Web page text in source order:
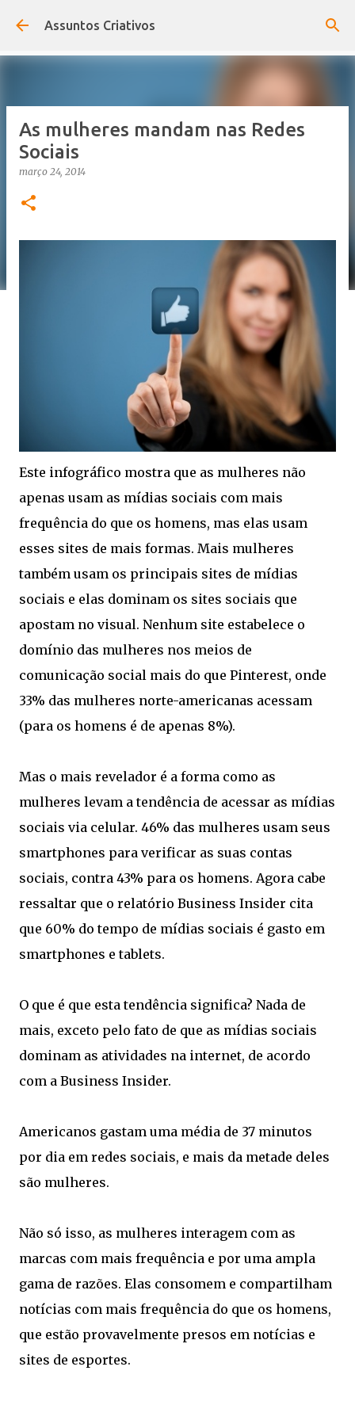
Pular para o conteúdo principal
Assuntos Criativos
As mulheres mandam nas Redes
Sociais
março 24, 2014
Este infográfico mostra que as mulheres não
apenas usam as mídias sociais com mais
frequência do que os homens, mas elas usam
esses sites de mais formas. Mais mulheres
também usam os principais sites de mídias
sociais e elas dominam os sites sociais que
apostam no visual. Nenhum site estabelece o
domínio das mulheres nos meios de
comunicação social mais do que Pinterest, onde
33% das mulheres norte-americanas acessam
(para os homens é de apenas 8%).
Mas o mais revelador é a forma como as
mulheres levam a tendência de acessar as mídias
sociais via celular. 46% das mulheres usam seus
smartphones para verificar as suas contas
sociais, contra 43% para os homens. Agora cabe
ressaltar que o relatório Business Insider cita
que 60% do tempo de mídias sociais é gasto em
smartphones e tablets.
O que é que esta tendência significa? Nada de
mais, exceto pelo fato de que as mídias sociais
dominam as atividades na internet, de acordo
com a Business Insider.
Americanos gastam uma média de 37 minutos
por dia em redes sociais, e mais da metade deles
são mulheres.
Não só isso, as mulheres interagem com as
marcas com mais frequência e por uma ampla
gama de razões. Elas consomem e compartilham
notícias com mais frequência do que os homens,
que estão provavelmente presos em notícias e
sites de esportes.